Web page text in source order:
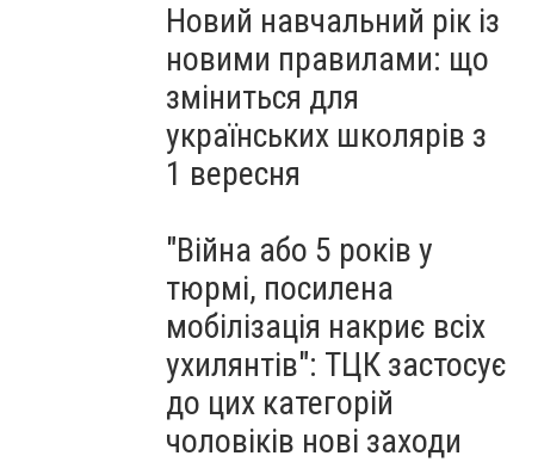
Новий навчальний рік із
новими правилами: що
зміниться для
українських школярів з
1 вересня
"Війна або 5 років у
тюрмі, посилена
мобілізація накриє всіх
ухилянтів": ТЦК застосує
до цих категорій
чоловіків нові заходи